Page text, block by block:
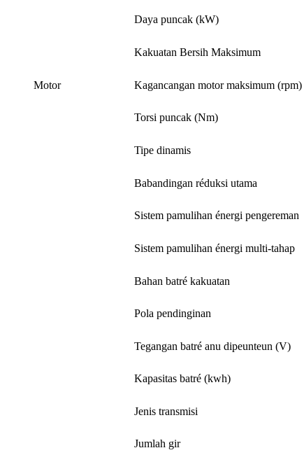
Motor
Daya puncak (kW)
Kakuatan Bersih Maksimum
Kagancangan motor maksimum (rpm)
Torsi puncak (Nm)
Tipe dinamis
Babandingan réduksi utama
Sistem pamulihan énergi pengereman
Sistem pamulihan énergi multi-tahap
Bahan batré kakuatan
Pola pendinginan
Tegangan batré anu dipeunteun (V)
Kapasitas batré (kwh)
Jenis transmisi
Jumlah gir